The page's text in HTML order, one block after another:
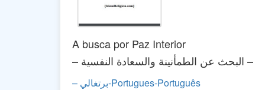
A busca por Paz Interior
– البحث عن الطمأنينة والسعادة النفسية –
– برتغالي-Portugues-Português